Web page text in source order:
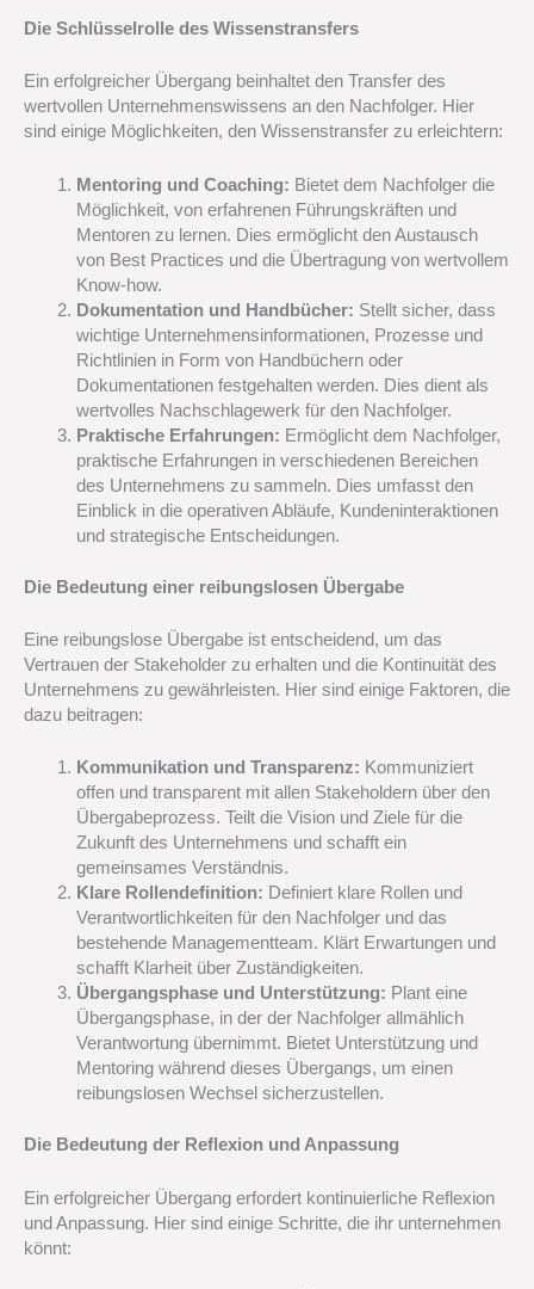
Die Schlüsselrolle des Wissenstransfers
Ein erfolgreicher Übergang beinhaltet den Transfer des
wertvollen Unternehmenswissens an den Nachfolger. Hier
sind einige Möglichkeiten, den Wissenstransfer zu erleichtern:
Mentoring und Coaching: Bietet dem Nachfolger die
Möglichkeit, von erfahrenen Führungskräften und
Mentoren zu lernen. Dies ermöglicht den Austausch
von Best Practices und die Übertragung von wertvollem
Know-how.
Dokumentation und Handbücher: Stellt sicher, dass
wichtige Unternehmensinformationen, Prozesse und
Richtlinien in Form von Handbüchern oder
Dokumentationen festgehalten werden. Dies dient als
wertvolles Nachschlagewerk für den Nachfolger.
Praktische Erfahrungen: Ermöglicht dem Nachfolger,
praktische Erfahrungen in verschiedenen Bereichen
des Unternehmens zu sammeln. Dies umfasst den
Einblick in die operativen Abläufe, Kundeninteraktionen
und strategische Entscheidungen.
Die Bedeutung einer reibungslosen Übergabe
Eine reibungslose Übergabe ist entscheidend, um das
Vertrauen der Stakeholder zu erhalten und die Kontinuität des
Unternehmens zu gewährleisten. Hier sind einige Faktoren, die
dazu beitragen:
Kommunikation und Transparenz: Kommuniziert
offen und transparent mit allen Stakeholdern über den
Übergabeprozess. Teilt die Vision und Ziele für die
Zukunft des Unternehmens und schafft ein
gemeinsames Verständnis.
Klare Rollendefinition: Definiert klare Rollen und
Verantwortlichkeiten für den Nachfolger und das
bestehende Managementteam. Klärt Erwartungen und
schafft Klarheit über Zuständigkeiten.
Übergangsphase und Unterstützung: Plant eine
Übergangsphase, in der der Nachfolger allmählich
Verantwortung übernimmt. Bietet Unterstützung und
Mentoring während dieses Übergangs, um einen
reibungslosen Wechsel sicherzustellen.
Die Bedeutung der Reflexion und Anpassung
Ein erfolgreicher Übergang erfordert kontinuierliche Reflexion
und Anpassung. Hier sind einige Schritte, die ihr unternehmen
könnt: